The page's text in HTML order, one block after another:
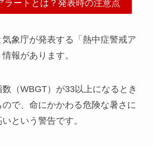
ラートとは？発表時の注意点
象庁が発表する「熱中症警戒ア
報があります。
（WBGT）が33以上になるとき
で、命にかかわる危険な暑さに
という警告です。